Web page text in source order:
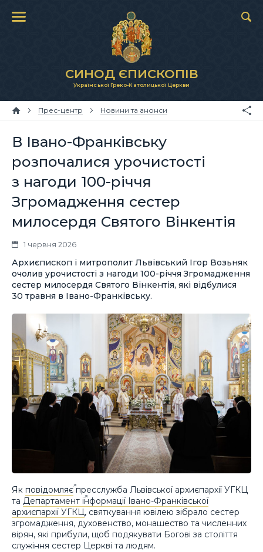
СИНОД ЄПИСКОПІВ
Української Греко-Католицької Церкви
Прес-центр Новини та анонси
В Івано-Франківську
розпочалися урочистості
з нагоди 100-річчя
Згромадження сестер
милосердя Святого Вінкентія
1 червня 2026
Архиєпископ і митрополит Львівський Ігор Возьняк
очолив урочистості з нагоди 100-річчя Згромадження
сестер милосердя Святого Вінкентія, які відбулися
30 травня в Івано-Франківську.
Як повідомляєпресслужба Львівської архиєпархії УГКЦ
та Департамент інформації Івано-Франківської
архиєпархії УГКЦ, святкування ювілею зібрало сестер
згромадження, духовенство, монашество та численних
вірян, які прибули, щоб подякувати Богові за століття
служіння сестер Церкві та людям.